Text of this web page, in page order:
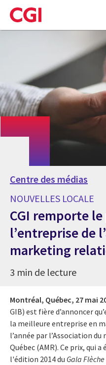
Skip
to
main
Centre des médias
NOUVELLES LOCALE
CGI remporte
l’entreprise de
marketing
3 min de lecture
Montréal, Québec, 27 mai
GIB) est fière d’annoncer
la meilleure entreprise en
l’année par l’Association
Québec (AMR). Ce prix, qui a
l'édition 2014 du Gala